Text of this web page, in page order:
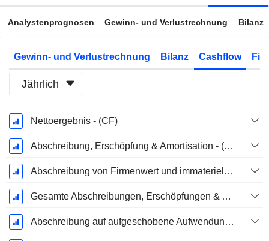
Analystenprognosen Gewinn- und Verlustrechnung Bilanz
Gewinn- und Verlustrechnung Bilanz Cashflow
Jährlich
Ende d.
Geschäftsjahres:
Dezember
Nettoergebnis - (CF)
Abschreibung, Erschöpfung & Amortisation - (Vorlagenspezifisch)
Abschreibung von Firmenwert und immateriellen Vermögenswerten - (CF)
Gesamte Abschreibungen, Erschöpfungen & Amortisationen - (Modellspezifisch)
Abschreibung auf aufgeschobene Aufwendungen, Gesamt - (Modellspezifisch)